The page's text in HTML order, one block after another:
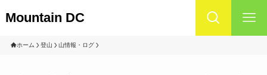
Mountain DC
ホーム 登山 山情報・ログ